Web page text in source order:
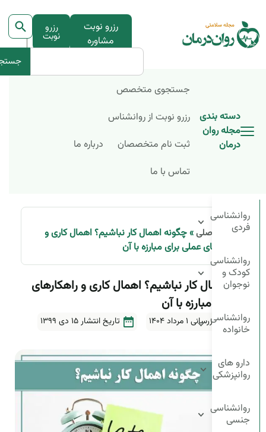
رزرو نوبت
مشاوره
رزرو
نوبت
دسته بندی
مجله روان
درمان
جستجوی متخصص
رزرو نوبت از روانشناس
ثبت نام متخصصان
درباره ما
تماس با ما
روانشناسی
فردی
روانشناسی
کودک و
نوجوان
روانشناسی
خانواده
دارو های
روانپزشکی
روانشناسی
جنسی
صفحه اصلی»چگونه اهمال کار نباشیم؟ اهمال کاری و
راهکارهای عملی برای مبارزه با آن
چگونه اهمال کار نباشیم؟ اهمال کاری و راهکارهای
عملی برای مبارزه با آن
آخرین بروزرسانی ۱ مرداد ۱۴۰۴ تاریخ انتشار15 دی 1399